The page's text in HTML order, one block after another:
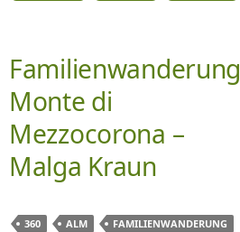
Familienwanderung
Monte di
Mezzocorona –
Malga Kraun
360 ALM
FAMILIENWANDERUNG